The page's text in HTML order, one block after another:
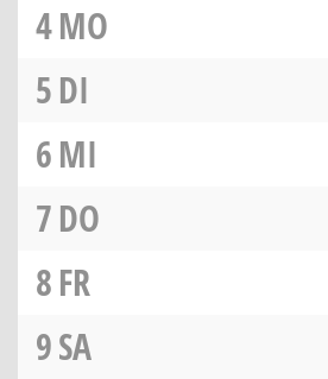
4MO
5DI
6MI
7DO
8FR
9SA